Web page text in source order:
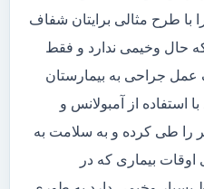
با طرح مثالی برایتان شفاف
حال وخیمی ندارد و فقط
عمل جراحی به بیمارستان
استفاده از آمبولانس و
را طی کرده و به سلامت به
بیماری که در